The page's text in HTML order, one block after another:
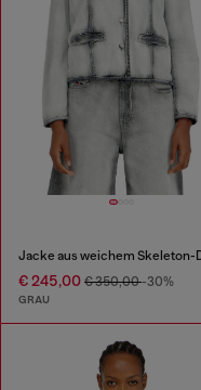
€ 245,00 € 350,00-30%
GRAU